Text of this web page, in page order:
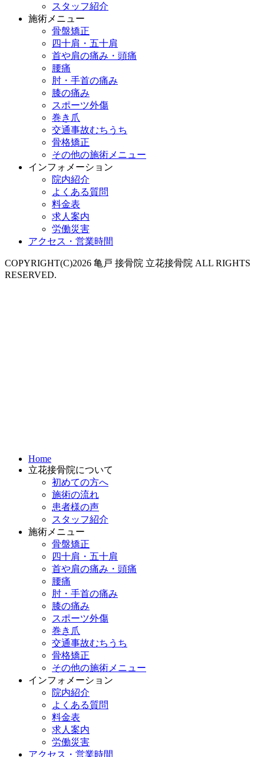
スタッフ紹介
施術メニュー
骨盤矯正
四十肩・五十肩
首や肩の痛み・頭痛
腰痛
肘・手首の痛み
膝の痛み
スポーツ外傷
巻き爪
交通事故むちうち
骨格矯正
その他の施術メニュー
インフォメーション
院内紹介
よくある質問
料金表
求人案内
労働災害
アクセス・営業時間
COPYRIGHT(C)2026 亀戸 接骨院 立花接骨院 ALL RIGHTS
RESERVED.
Home
立花接骨院について
初めての方へ
施術の流れ
患者様の声
スタッフ紹介
施術メニュー
骨盤矯正
四十肩・五十肩
首や肩の痛み・頭痛
腰痛
肘・手首の痛み
膝の痛み
スポーツ外傷
巻き爪
交通事故むちうち
骨格矯正
その他の施術メニュー
インフォメーション
院内紹介
よくある質問
料金表
求人案内
労働災害
アクセス・営業時間